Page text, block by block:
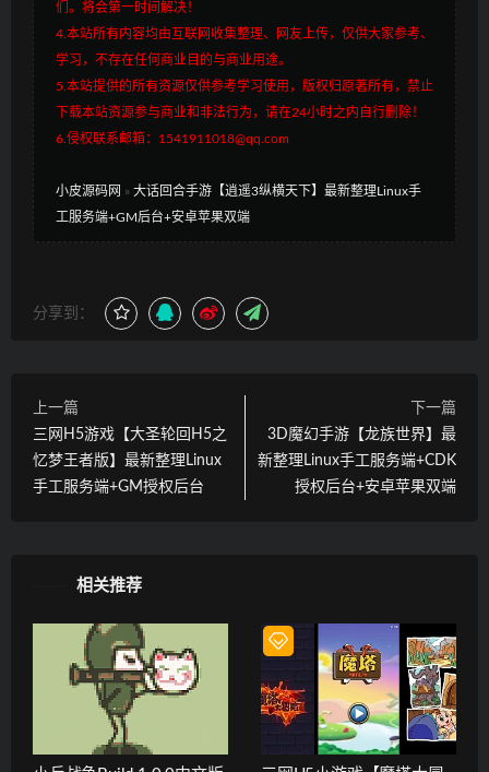
们。将会第一时间解决！
4.本站所有内容均由互联网收集整理、网友上传，仅供大家参考、
学习，不存在任何商业目的与商业用途。
5.本站提供的所有资源仅供参考学习使用，版权归原著所有，禁止
下载本站资源参与商业和非法行为，请在24小时之内自行删除！
6.侵权联系邮箱：1541911018@qq.com
小皮源码网 » 大话回合手游【逍遥3纵横天下】最新整理Linux手
工服务端+GM后台+安卓苹果双端
分享到：
上一篇
三网H5游戏【大圣轮回H5之
忆梦王者版】最新整理Linux
手工服务端+GM授权后台
下一篇
3D魔幻手游【龙族世界】最
新整理Linux手工服务端+CDK
授权后台+安卓苹果双端
相关推荐